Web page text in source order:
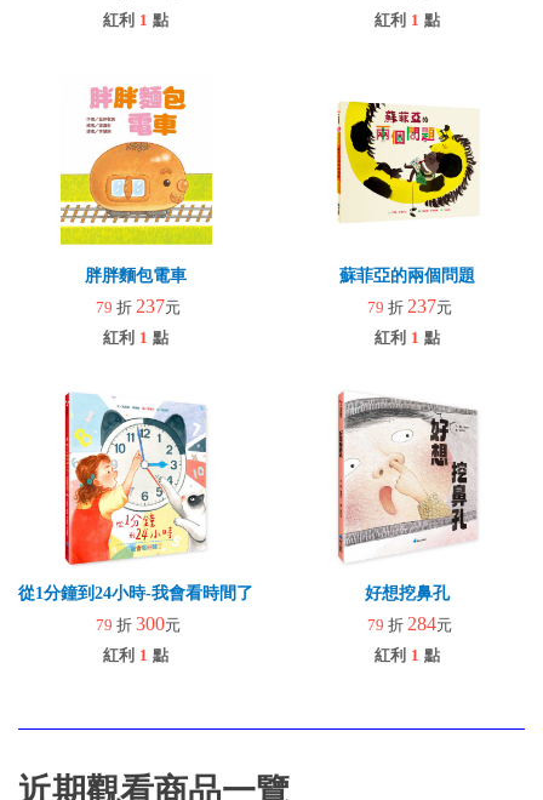
紅利 1 點
紅利 1 點
胖胖麵包電車
79 折 237元
紅利 1 點
蘇菲亞的兩個問題
79 折 237元
紅利 1 點
從1分鐘到24小時-我會看時間了
79 折 300元
紅利 1 點
好想挖鼻孔
79 折 284元
紅利 1 點
近期觀看商品一覽